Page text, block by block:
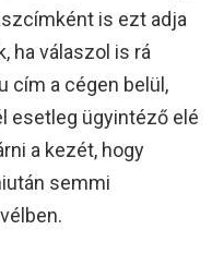
is ezt adja
ha válaszol is rá
cím a cégen belül,
esetleg ügyintéző elé
a kezét, hogy
semmi